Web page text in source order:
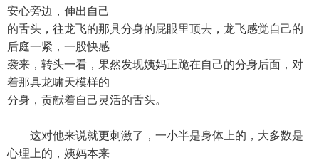
安心旁边，伸出自己
的舌头，往龙飞的那具分身的屁眼里顶去，龙飞感觉自己的
后庭一紧，一股快感
袭来，转头一看，果然发现姨妈正跪在自己的分身后面，对
着那具龙啸天模样的
分身，贡献着自己灵活的舌头。
这对他来说就更刺激了，一小半是身体上的，大多数是
心理上的，姨妈本来